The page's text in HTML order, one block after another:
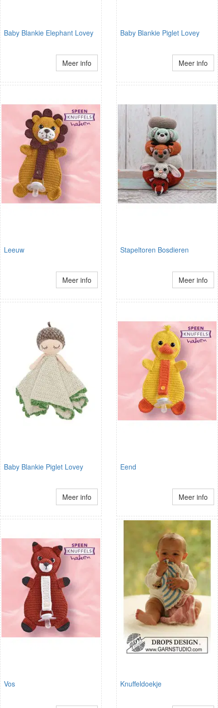
Baby Blankie Elephant Lovey
Meer info
Baby Blankie Piglet Lovey
Meer info
Leeuw
Meer info
Stapeltoren Bosdieren
Meer info
Baby Blankie Piglet Lovey
Meer info
Eend
Meer info
Vos Knuffeldoekje